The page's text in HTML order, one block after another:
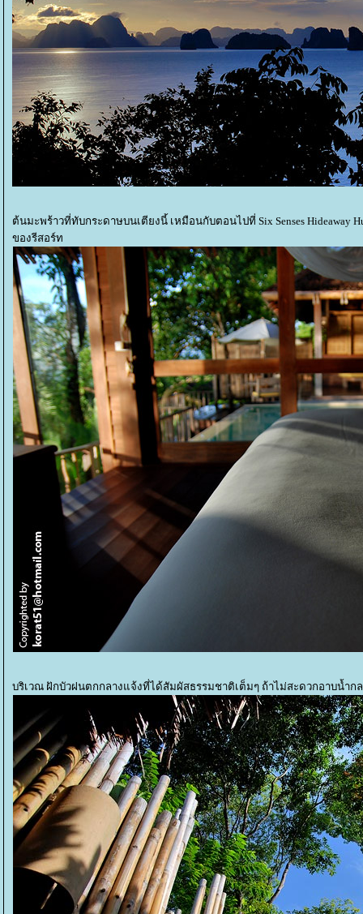
ต้นมะพร้าวที่ทับกระดาษบนเตียงนี้ เหมือนกับตอนไปที่ Six Senses
ของรีสอร์ท
บริเวณ ฝักบัวฝนตกกลางแจ้งที่ได้สัมผัสธรรมชาติเต็มๆ ถ้าไม่สะดวกอาบน้ำก